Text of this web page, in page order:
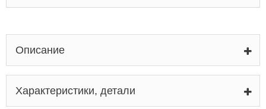
Описание
Характеристики, детали